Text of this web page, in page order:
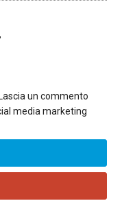
Lascia un commento
media marketing